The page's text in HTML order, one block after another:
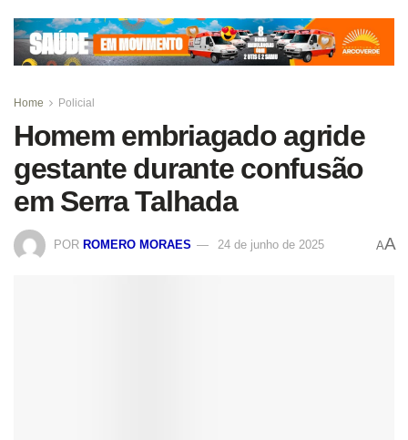
Home Policial
Homem embriagado agride
gestante durante confusão
em Serra Talhada
POR ROMERO MORAES 24 de junho de 2025 AA